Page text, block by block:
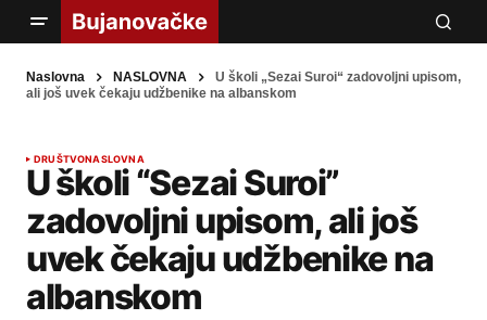
Naslovna NASLOVNA
U školi „Sezai Suroi“ zadovoljni upisom,
ali još uvek čekaju udžbenike na albanskom
DRUŠTVONASLOVNA
U školi “Sezai Suroi”
zadovoljni upisom, ali još
uvek čekaju udžbenike na
albanskom